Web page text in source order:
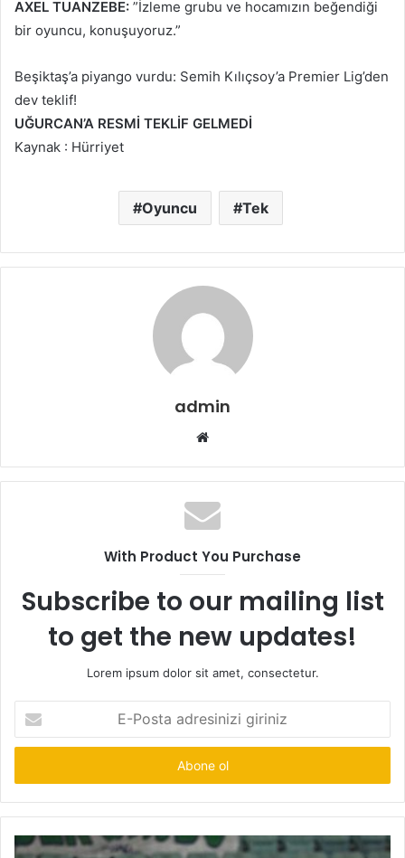
AXEL TUANZEBE: ”İzleme grubu ve hocamızın beğendiği
bir oyuncu, konuşuyoruz.”
Beşiktaş’a piyango vurdu: Semih Kılıçsoy’a Premier Lig’den
dev teklif!
UĞURCAN’A RESMİ TEKLİF GELMEDİ
Kaynak : Hürriyet
Oyuncu Tek
admin
Web
With Product You Purchase
Subscribe to our mailing list
to get the new updates!
Lorem ipsum dolor sit amet, consectetur.
Posta
adresinizi